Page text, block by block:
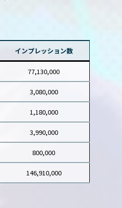
インプレッション数
77,130,000
3,080,000
1,180,000
3,990,000
800,000
146,910,000